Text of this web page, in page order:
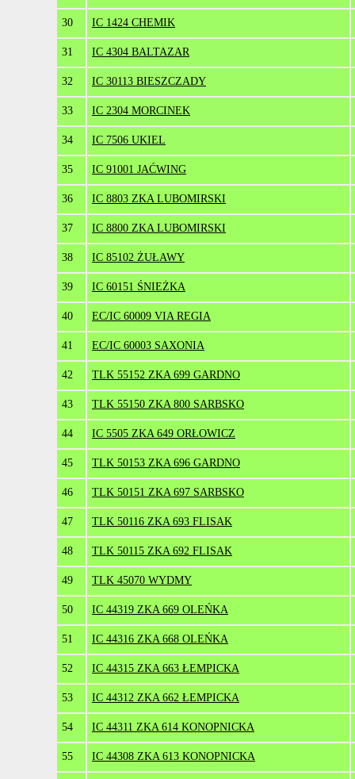
30 IC 1424 CHEMIK
31 IC 4304 BALTAZAR
32 IC 30113 BIESZCZADY
33 IC 2304 MORCINEK
34 IC 7506 UKIEL
35 IC 91001 JAĆWING
36 IC 8803 ZKA LUBOMIRSKI
37 IC 8800 ZKA LUBOMIRSKI
38 IC 85102 ŻUŁAWY
39 IC 60151 ŚNIEŻKA
40 EC/IC 60009 VIA REGIA
41 EC/IC 60003 SAXONIA
42 TLK 55152 ZKA 699 GARDNO
43 TLK 55150 ZKA 800 SARBSKO
44 IC 5505 ZKA 649 ORŁOWICZ
45 TLK 50153 ZKA 696 GARDNO
46 TLK 50151 ZKA 697 SARBSKO
47 TLK 50116 ZKA 693 FLISAK
48 TLK 50115 ZKA 692 FLISAK
49 TLK 45070 WYDMY
50 IC 44319 ZKA 669 OLEŃKA
51 IC 44316 ZKA 668 OLEŃKA
52 IC 44315 ZKA 663 ŁEMPICKA
53 IC 44312 ZKA 662 ŁEMPICKA
54 IC 44311 ZKA 614 KONOPNICKA
55 IC 44308 ZKA 613 KONOPNICKA